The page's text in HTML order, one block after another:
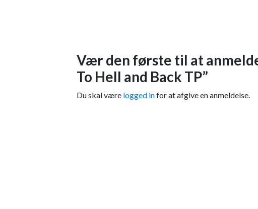
Vær den første til at
To Hell and Back TP”
Du skal være logged infor at afgive en anmeldelse.